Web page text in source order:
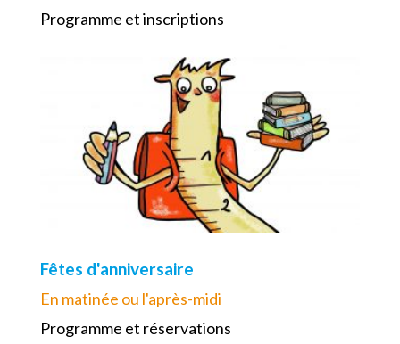
Programme et inscriptions
Fêtes d'anniversaire
En matinée ou l'après-midi
Programme et réservations